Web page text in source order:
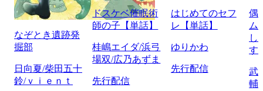
なぞとき遺跡発
掘部
日向夏/柴田五十
鈴/ｖｉｅｎｔ
ドスケベ催眠術
師の子【単話】
桂嶋エイダ/浜弓
場双/広乃あずま
先行配信
はじめてのセフ
レ【単話】
ゆりかわ
先行配信
偶
ム
し
す
武
輔